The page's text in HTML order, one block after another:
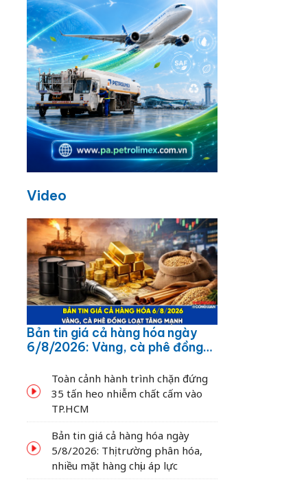
Video
Bản tin giá cả hàng hóa ngày
6/8/2026: Vàng, cà phê đồng
Toàn cảnh hành trình chặn đứng
35 tấn heo nhiễm chất cấm vào
TP.HCM
Bản tin giá cả hàng hóa ngày
5/8/2026: Thị trường phân hóa,
nhiều mặt hàng chịu áp lực